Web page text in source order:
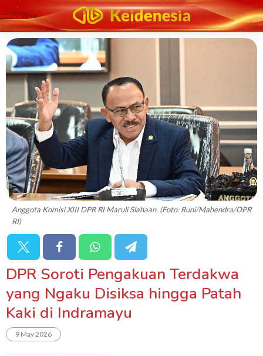
Anggota Komisi XIII DPR RI Maruli Siahaan. (Foto: Runi/Mahendra/DPR
RI)
DPR Soroti Pengakuan Terdakwa
yang Ngaku Disiksa hingga Patah
Kaki di Indramayu
9 May 2026